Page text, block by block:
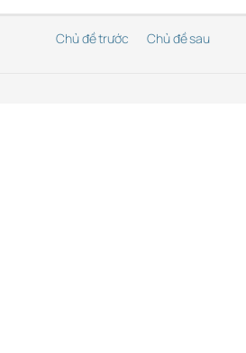
Chủ đề trước Chủ đề sau